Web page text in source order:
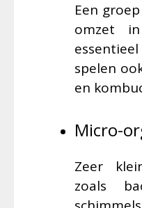
Een
omzet
spelen
en
Micro-
Zeer
zoals